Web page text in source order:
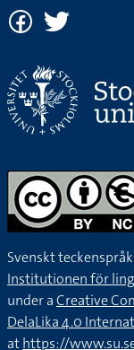
Svenskt
Institutionen för
under aCreative
DelaLika 4.0
athttps://